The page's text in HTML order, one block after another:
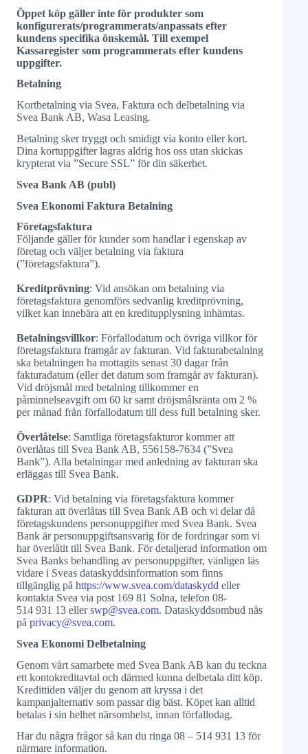
Öppet köp gäller inte för produkter som
konfigurerats/programmerats/anpassats efter
kundens specifika önskemål. Till exempel
Kassaregister som programmerats efter kundens
uppgifter.
Betalning
Kortbetalning via Svea, Faktura och delbetalning via
Svea Bank AB, Wasa Leasing.
Betalning sker tryggt och smidigt via konto eller kort.
Dina kortuppgifter lagras aldrig hos oss utan skickas
krypterat via ”Secure SSL” för din säkerhet.
Svea Bank AB (publ)
Svea Ekonomi Faktura Betalning
Företagsfaktura
Följande gäller för kunder som handlar i egenskap av
företag och väljer betalning via faktura
(”företagsfaktura”).
Kreditprövning: Vid ansökan om betalning via
företagsfaktura genomförs sedvanlig kreditprövning,
vilket kan innebära att en kreditupplysning inhämtas.
Betalningsvillkor: Förfallodatum och övriga villkor för
företagsfaktura framgår av fakturan. Vid fakturabetalning
ska betalningen ha mottagits senast 30 dagar från
fakturadatum (eller det datum som framgår av fakturan).
Vid dröjsmål med betalning tillkommer en
påminnelseavgift om 60 kr samt dröjsmålsränta om 2 %
per månad från förfallodatum till dess full betalning sker.
Överlåtelse: Samtliga företagsfakturor kommer att
överlåtas till Svea Bank AB, 556158-7634 (”Svea
Bank”). Alla betalningar med anledning av fakturan ska
erläggas till Svea Bank.
GDPR: Vid betalning via företagsfaktura kommer
fakturan att överlåtas till Svea Bank AB och vi delar då
företagskundens personuppgifter med Svea Bank. Svea
Bank är personuppgiftsansvarig för de fordringar som vi
har överlåtit till Svea Bank. För detaljerad information om
Svea Banks behandling av personuppgifter, vänligen läs
vidare i Sveas dataskyddsinformation som finns
tillgänglig på https://www.svea.com/dataskydd eller
kontakta Svea via post 169 81 Solna, telefon 08-
514 931 13 ellerswp@svea.com. Dataskyddsombud nås
på privacy@svea.com.
Svea Ekonomi Delbetalning
Genom vårt samarbete med Svea Bank AB kan du teckna
ett kontokreditavtal och därmed kunna delbetala ditt köp.
Kredittiden väljer du genom att kryssa i det
kampanjalternativ som passar dig bäst. Köpet kan alltid
betalas i sin helhet närsomhelst, innan förfallodag.
Har du några frågor så kan du ringa 08 – 514 931 13 för
närmare information.